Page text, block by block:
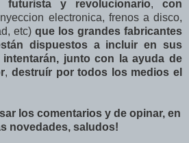
y revolucionario, con
electronica, frenos a disco,
etc) que los grandes fabricantes
dispuestos a incluir en sus
junto con la ayuda de
, destruír por todos los medios el
los comentarios y de opinar, en
novedades, saludos!